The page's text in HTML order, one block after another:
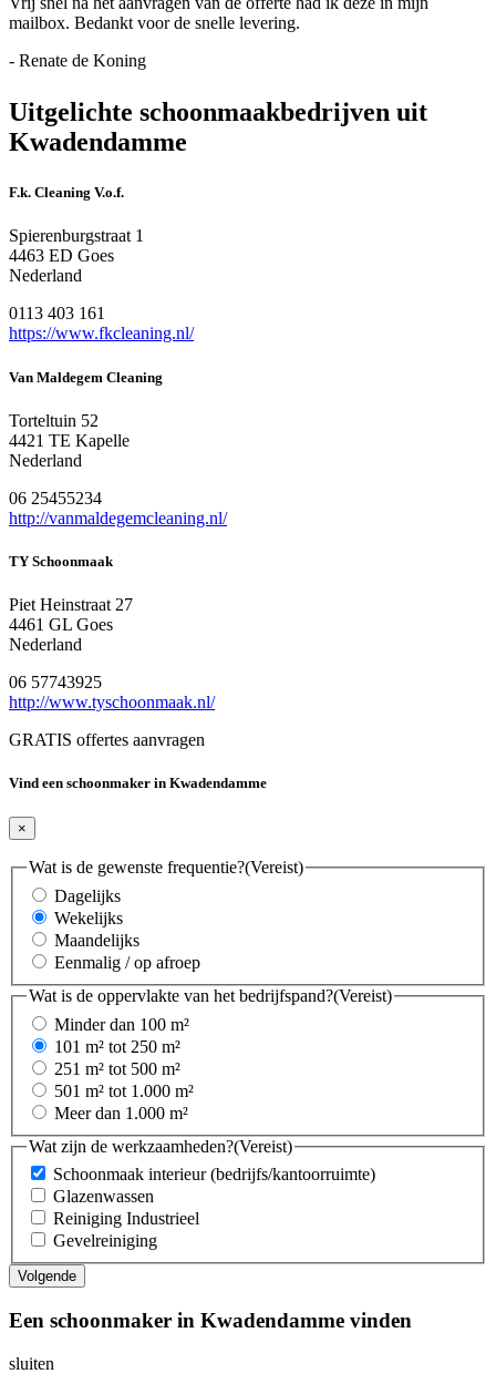
mailbox. Bedankt voor de snelle levering.
- Renate de Koning
Uitgelichte schoonmaakbedrijven uit
Kwadendamme
F.k. Cleaning V.o.f.
Spierenburgstraat 1
4463 ED Goes
Nederland
0113 403 161
https://www.fkcleaning.nl/
Van Maldegem Cleaning
Torteltuin 52
4421 TE Kapelle
Nederland
06 25455234
http://vanmaldegemcleaning.nl/
TY Schoonmaak
Piet Heinstraat 27
4461 GL Goes
Nederland
06 57743925
http://www.tyschoonmaak.nl/
GRATIS offertes aanvragen
Vind een schoonmaker in Kwadendamme
×
Wat is de gewenste frequentie?(Vereist)
Dagelijks
Wekelijks
Maandelijks
Eenmalig / op afroep
Wat is de oppervlakte van het bedrijfspand?(Vereist)
Minder dan 100 m²
101 m² tot 250 m²
251 m² tot 500 m²
501 m² tot 1.000 m²
Meer dan 1.000 m²
Wat zijn de werkzaamheden?(Vereist)
Schoonmaak interieur (bedrijfs/kantoorruimte)
Glazenwassen
Reiniging Industrieel
Gevelreiniging
Een schoonmaker in Kwadendamme vinden
sluiten